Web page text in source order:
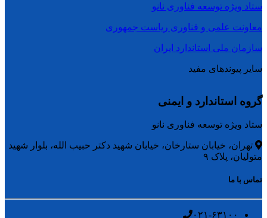
ستاد ویژه توسعه فناوری نانو
معاونت علمی و فناوری ریاست جمهوری
سازمان ملی استاندارد ایران
سایر پیوندهای مفید
گروه استاندارد و ایمنی
ستاد ویژه توسعه فناوری نانو
تهران، خیابان ستارخان، خیابان شهید دکتر حبیب الله، بلوار شهید
متولیان، پلاک ۹
تماس با ما
۰۲۱-۶۳۱۰۰